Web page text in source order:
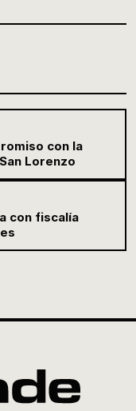
con la
Lorenzo
con fiscalía